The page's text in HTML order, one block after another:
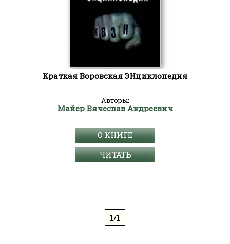
Краткая Воровская ЭНциклопедия
Авторы:
Майер Вячеслав Андреевич
О КНИГЕ
ЧИТАТЬ
1/1